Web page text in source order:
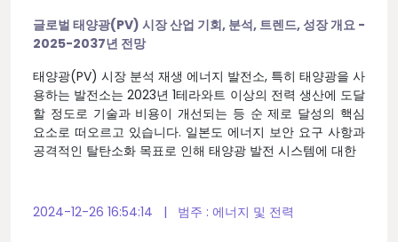
글로벌 태양광(PV) 시장 산업 기회, 분석, 트렌드, 성장 개요 -
2025-2037년 전망
태양광(PV) 시장 분석 재생 에너지 발전소, 특히 태양광을 사
용하는 발전소는 2023년 1테라와트 이상의 전력 생산에 도달
할 정도로 기술과 비용이 개선되는 등 순 제로 달성의 핵심
요소로 떠오르고 있습니다. 일본도 에너지 보안 요구 사항과
공격적인 탈탄소화 목표로 인해 태양광 발전 시스템에 대한
2024-12-26 16:54:14 | 범주 : 에너지 및 전력